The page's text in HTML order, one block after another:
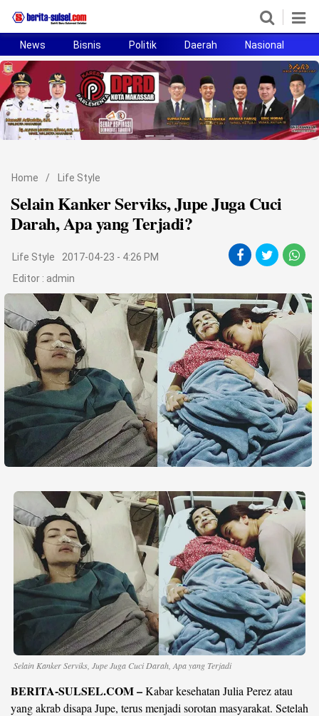
Home
News
Politik
Bisnis
Otomotif
Hukum
Sport
Life Style
Profil
Opini
Video
More
©
2026
berita-
sulsel.com
News Bisnis Politik Daerah Nasional
Home / Life Style
Selain Kanker Serviks, Jupe Juga Cuci
Darah, Apa yang Terjadi?
Life Style
2017-04-23 - 4:26 PM
Editor : admin
Selain Kanker Serviks, Jupe Juga Cuci Darah, Apa yang Terjadi
BERITA-SULSEL.COM –Kabar kesehatan Julia Perez atau
yang akrab disapa Jupe, terus menjadi sorotan masyarakat. Setelah